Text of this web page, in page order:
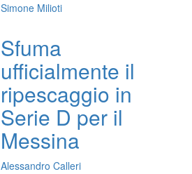
Simone Milioti
Sfuma
ufficialmente il
ripescaggio in
Serie D per il
Messina
Alessandro Calleri